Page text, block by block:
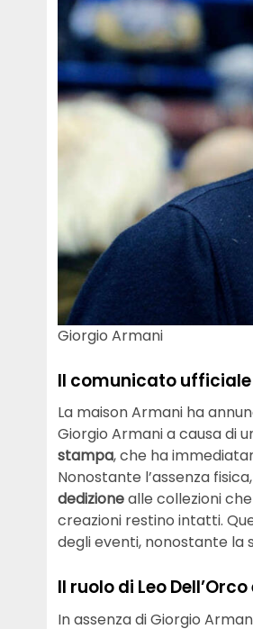
Giorgio Armani
Il comunicato ufficiale
La maison Armani ha
Giorgio Armani a causa di
stampa, che ha
Nonostante l’assenza
dedizionealle collezioni
creazioni restino intatti.
degli eventi, nonostante la
Il ruolo di Leo
In assenza di Giorgio